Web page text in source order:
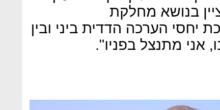
בנושא מחלקת
יחסי הערכה הדדית ביני ובין
אני מתנצל בפניו".